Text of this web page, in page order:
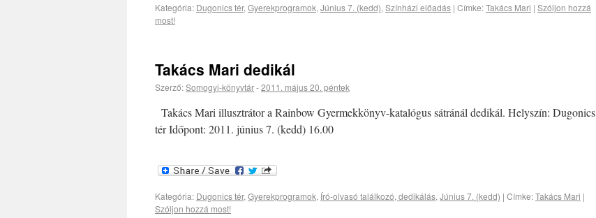
Kategória: Dugonics tér, Gyerekprogramok, Június 7. (kedd), Színházi előadás | Címke:Takács Mari | Szóljon hozzá
most!
Takács Mari dedikál
Szerző:Somogyi-könyvtár-2011. május 20. péntek
Takács Mari illusztrátor a Rainbow Gyermekkönyv-katalógus sátránál dedikál. Helyszín: Dugonics
tér Időpont: 2011. június 7. (kedd) 16.00
Kategória: Dugonics tér, Gyerekprogramok, Író-olvasó találkozó, dedikálás, Június 7. (kedd) | Címke:Takács Mari |
Szóljon hozzá most!